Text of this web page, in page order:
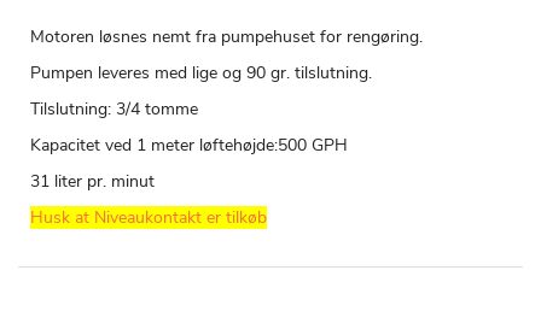
Motoren løsnes nemt fra pumpehuset for rengøring.
Pumpen leveres med lige og 90 gr. tilslutning.
Tilslutning: 3/4 tomme
Kapacitet ved 1 meter løftehøjde:500 GPH
31 liter pr. minut
Husk at Niveaukontakt er tilkøb